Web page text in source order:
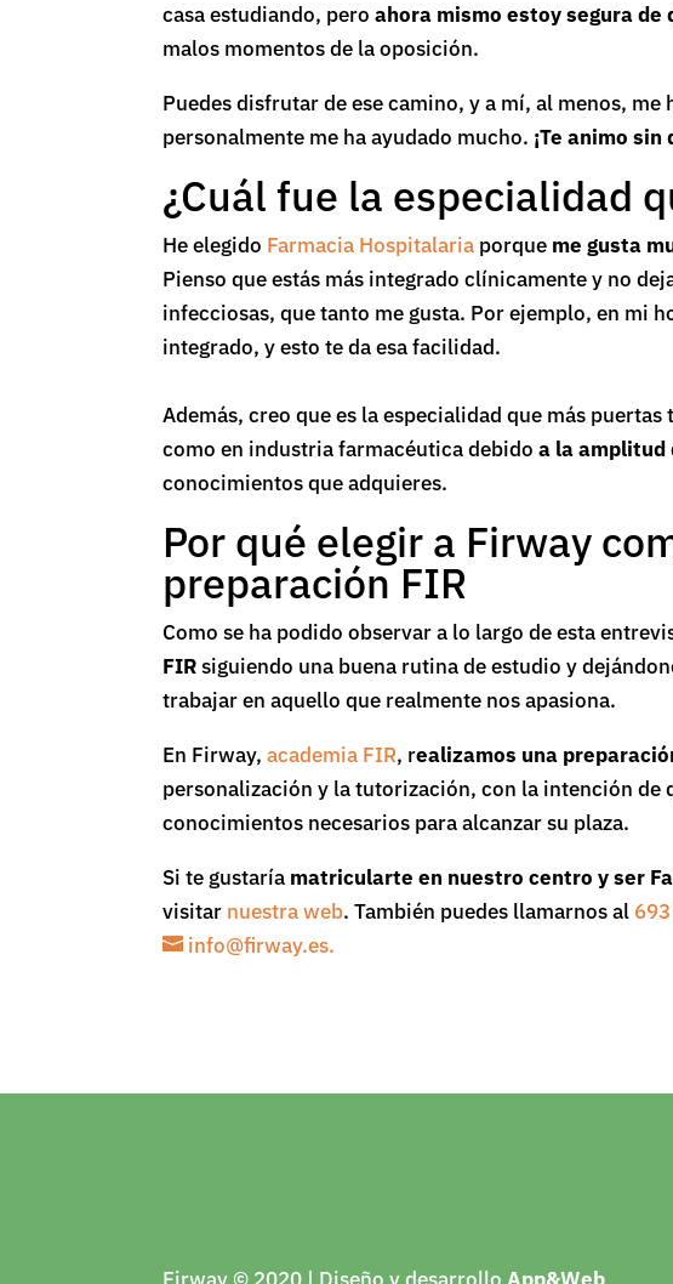
casa estudiando, peroahora mismo estoy segura de
malos momentos de la oposición.
Puedes disfrutar de ese camino, y a mí, al menos,
personalmente me ha ayudado mucho. ¡Te animo
¿Cuál fue la especialidad
He elegido Farmacia Hospitalaria porque me gusta
Pienso que estás más integrado clínicamente y no
infecciosas, que tanto me gusta. Por ejemplo, en mi
integrado, y esto te da esa facilidad.
Además, creo que es la especialidad que más
como en industria farmacéutica debidoa la amplitud
conocimientos que adquieres.
Por qué elegir a Firway
preparación FIR
Como se ha podido observar a lo largo de esta
FIRsiguiendo una buena rutina de estudio y
trabajar en aquello que realmente nos apasiona.
En Firway,academia FIR, realizamos una
personalización y la tutorización, con la intención de
conocimientos necesarios para alcanzar su plaza.
Si te gustaría matricularte en nuestro centro y ser
visitar nuestra web. También puedes llamarnos al
info@firway.es.